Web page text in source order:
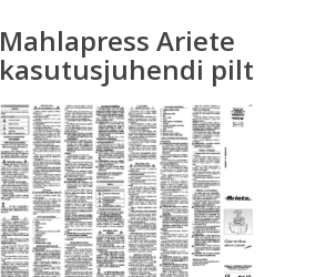
Mahlapress Ariete
kasutusjuhendi pilt